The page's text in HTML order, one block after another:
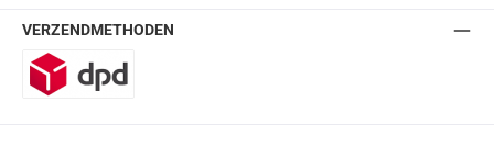
VERZENDMETHODEN